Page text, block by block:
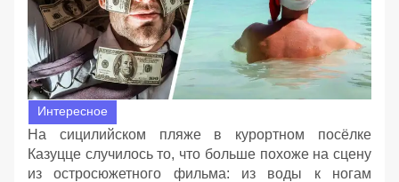
Интересное
На сицилийском пляже в курортном посёлке
Казуцце случилось то, что больше похоже на сцену
из остросюжетного фильма: из воды к ногам